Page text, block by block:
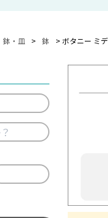
鉢・皿 鉢 ボタニー ミ